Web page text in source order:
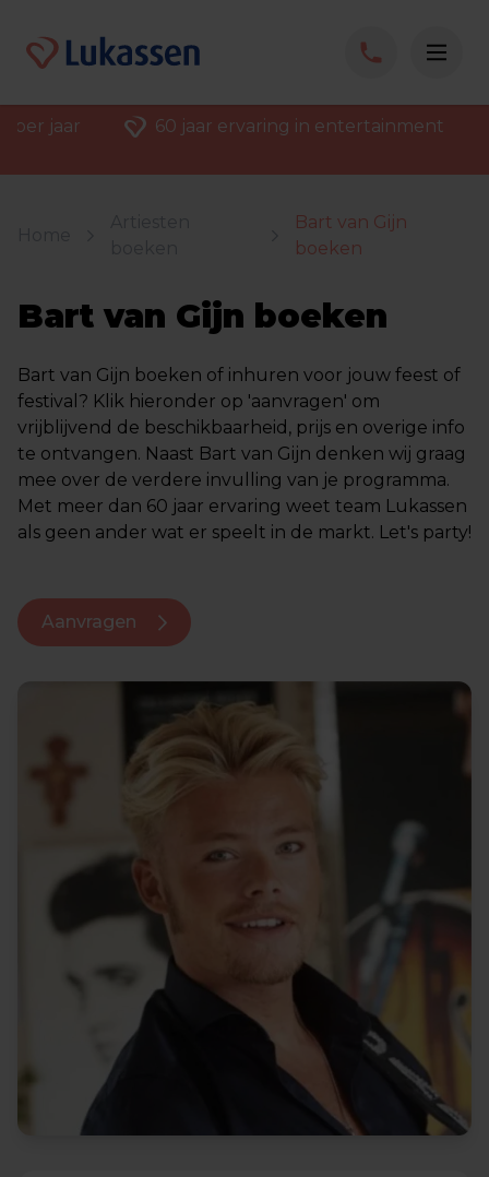
per jaar 60 jaar ervaring in entertainment
Bart van Gijn
boeken
Bart van Gijn boeken
Bart van Gijn boeken of inhuren voor jouw feest of
festival? Klik hieronder op 'aanvragen' om
vrijblijvend de beschikbaarheid, prijs en overige info
te ontvangen. Naast Bart van Gijn denken wij graag
mee over de verdere invulling van je programma.
Met meer dan 60 jaar ervaring weet team Lukassen
als geen ander wat er speelt in de markt. Let's party!
Aanvragen